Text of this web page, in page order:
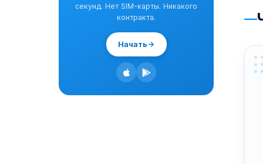
секунд. Нет SIM-карты. Никакого
контракта.
Начать